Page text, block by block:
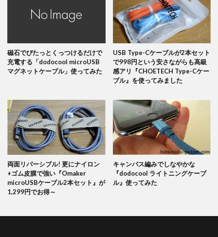
磁石でぴたっとくっつけるだけで
充電する「dodocool microUSB
マグネットケーブル」使ってみた
USB Type-Cケーブルが2本セット
で998円という安さながらも高級
感アリ『CHOETECH Type-Cケー
ブル』を使ってみました
両面リバーシブル! 更にナイロン
+ゴム皮膜で強い『Omaker
microUSBケーブル2本セット』が
1,299円でお得～
キャンバス編みでしなやかな
『dodocool ライトニングケーブ
ル』使ってみた